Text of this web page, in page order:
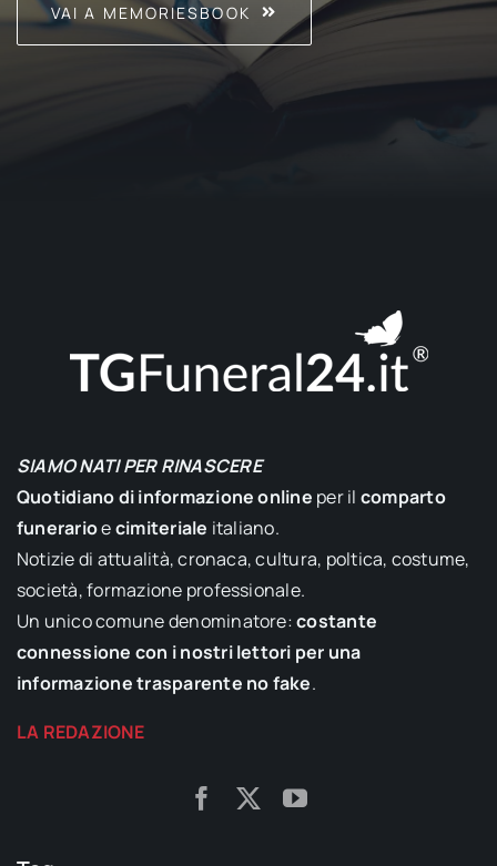
VAI A MEMORIESBOOK
SIAMO NATI PER RINASCERE
Quotidiano di informazione online per il comparto
funerarioecimiteriale italiano.
Notizie di attualità, cronaca, cultura, poltica, costume,
società, formazione professionale.
Un unico comune denominatore:costante
connessione con i nostri lettori per una
informazione trasparente no fake.
LA REDAZIONE